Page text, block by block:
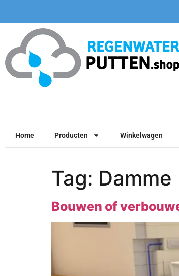
Home Producten Winkelwagen
Tag: Damme
Bouwen of